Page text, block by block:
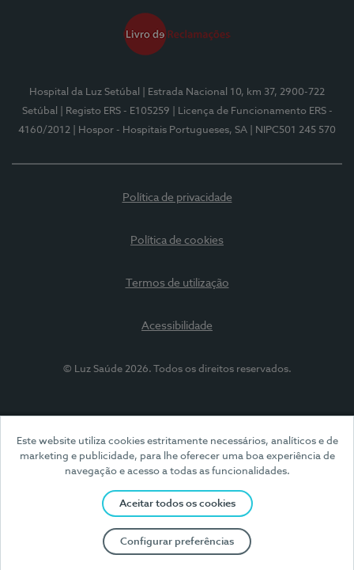
Este website utiliza cookies estritamente necessários, analíticos e de
marketing e publicidade, para lhe oferecer uma boa experiência de
navegação e acesso a todas as funcionalidades.
Aceitar todos os cookies
Configurar preferências
Hospital da Luz Setúbal
| Estrada Nacional 10, km 37, 2900-722
Setúbal
| Registo ERS - E105259
| Licença de Funcionamento ERS -
4160/2012
| Hospor - Hospitais Portugueses, SA | NIPC501 245 570
Política de privacidade
Política de cookies
Termos de utilização
Acessibilidade
© Luz Saúde 2026. Todos os direitos reservados.